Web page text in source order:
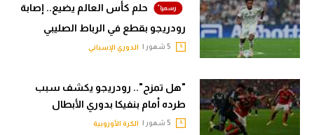
تقرير في الجول
تحليل في الجول
كويز في الجول
فيديو في الجول
حلم كأس العالم يضيع.. إصابة
رودريجو بقطع في الرباط الصليبي
الدوري الإسباني
"هل تمزح".. رودريجو يكشف سبب
طرده أمام بنفيكا بدوري الأبطال
الكرة الأوروبية